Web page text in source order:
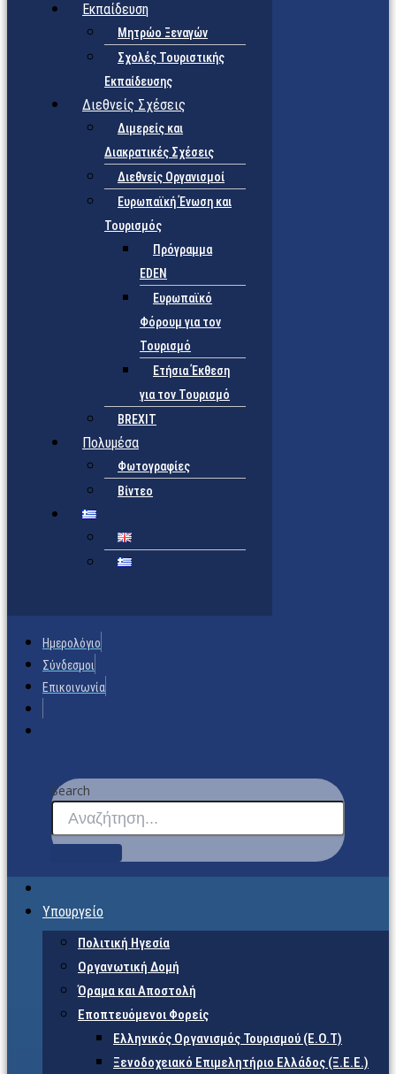
Εκπαίδευση
Μητρώο Ξεναγών
Σχολές Τουριστικής
Εκπαίδευσης
Διεθνείς Σχέσεις
Διμερείς και
Διακρατικές Σχέσεις
Διεθνείς Οργανισμοί
Ευρωπαϊκή Ένωση και
Τουρισμός
Πρόγραμμα
EDEN
Ευρωπαϊκό
Φόρουμ για τον
Τουρισμό
Ετήσια Έκθεση
για τον Τουρισμό
BREXIT
Πολυμέσα
Φωτογραφίες
Βίντεο
Ημερολόγιο
Σύνδεσμοι
Επικοινωνία
Search
Υπουργείο
Πολιτική Ηγεσία
Οργανωτική Δομή
Όραμα και Αποστολή
Εποπτευόμενοι Φορείς
Eλληνικός Οργανισμός Τουρισμού (Ε.Ο.Τ)
Ξενοδοχειακό Επιμελητήριο Ελλάδος (Ξ.Ε.Ε.)